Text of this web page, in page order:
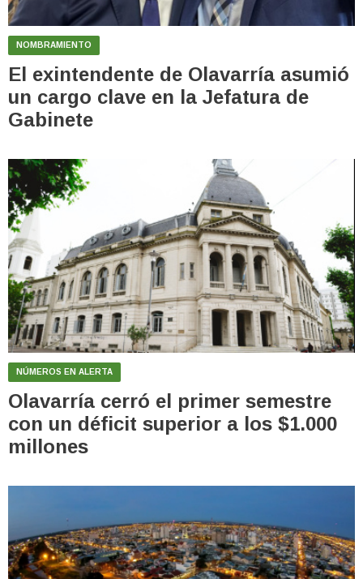
NOMBRAMIENTO
El exintendente de Olavarría asumió
un cargo clave en la Jefatura de
Gabinete
NÚMEROS EN ALERTA
Olavarría cerró el primer semestre
con un déficit superior a los $1.000
millones